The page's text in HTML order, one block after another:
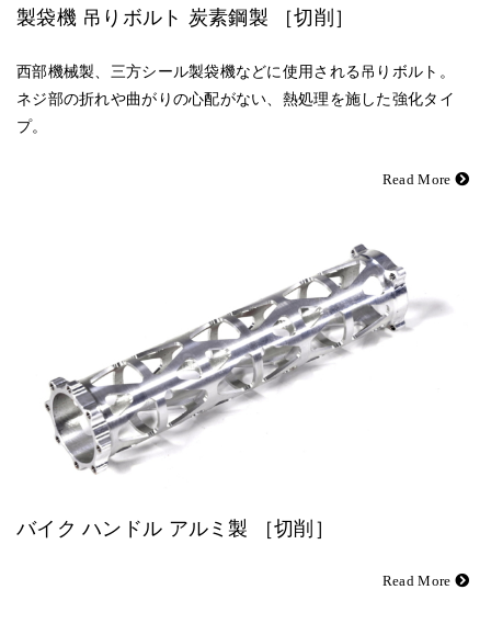
製袋機 吊りボルト 炭素鋼製 ［切削］
西部機械製、三方シール製袋機などに使用される吊りボルト。
ネジ部の折れや曲がりの心配がない、熱処理を施した強化タイ
プ。
Read More
バイク ハンドル アルミ製 ［切削］
Read More